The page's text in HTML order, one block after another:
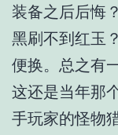
装备之后后悔
黑刷不到红玉
便换。总之有
这还是当年那
手玩家的怪物